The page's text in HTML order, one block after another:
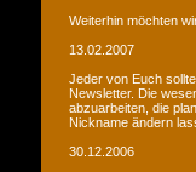
Weiterhin möchten
13.02.2007
Jeder von Euch
Newsletter. Die
abzuarbeiten, die
Nickname ändern
30.12.2006